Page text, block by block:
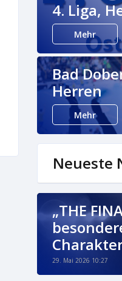
4. Liga,
Mehr
Bad
Herren
Mehr
Neueste
„THE
29. Mai 2026 10:27